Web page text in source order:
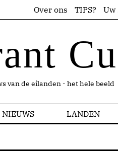
Over ons TIPS? Uw
van de eilanden - het hele beeld
NIEUWS LANDEN